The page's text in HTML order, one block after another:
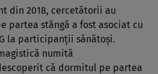
din 2018, cercetătorii au
partea stângă a fost asociat cu
la participanții sănătoși.
numită
că dormitul pe partea